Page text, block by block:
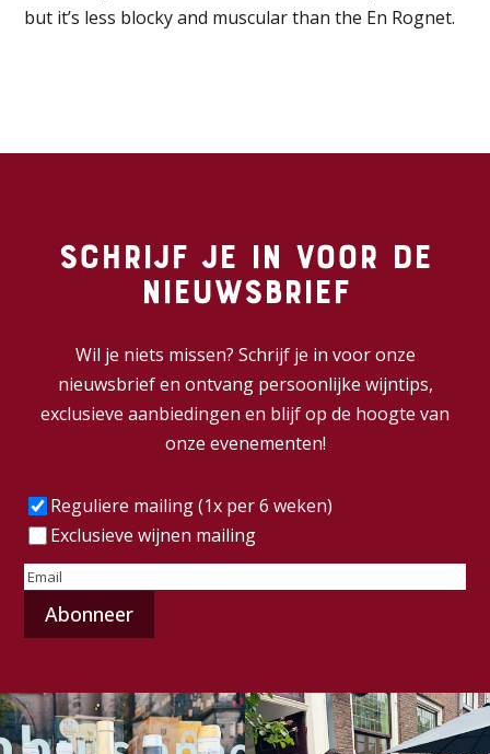
but it’s less blocky and muscular than the En Rognet.
Schrijf je in voor de
nieuwsbrief
Wil je niets missen? Schrijf je in voor onze
nieuwsbrief en ontvang persoonlijke wijntips,
exclusieve aanbiedingen en blijf op de hoogte van
onze evenementen!
Frequentie(Vereist)
Reguliere mailing (1x per 6 weken)
Exclusieve wijnen mailing
E-
mailadres